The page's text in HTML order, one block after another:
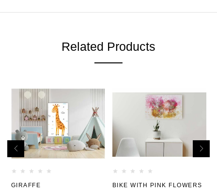
Related Products
GIRAFFE BIKE WITH PINK FLOWERS